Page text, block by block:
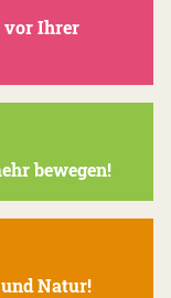
vor Ihrer
bewegen!
Natur!